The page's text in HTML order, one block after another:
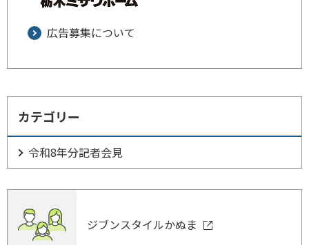
広告募集について
カテゴリー
令和8年分記者会見
ジブンスタイルかぬま